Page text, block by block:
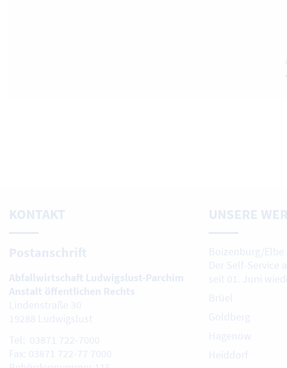
KONTAKT
Postanschrift
Abfallwirtschaft Ludwigslust-Parchim
Anstalt öffentlichen Rechts
Lindenstraße 30
19288 Ludwigslust
Tel: 03871 722-7000
Fax: 03871 722-77 7000
UNSERE
Boizenburg/Elbe
Der Self-Service
seit 01. Juni
Brüel
Goldberg
Hagenow
Heiddorf